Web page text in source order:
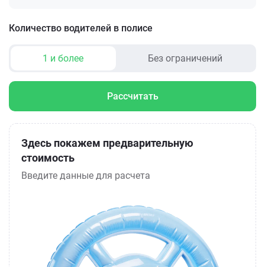
Количество водителей в полисе
1 и более Без ограничений
Рассчитать
Здесь покажем предварительную
стоимость
Введите данные для расчета